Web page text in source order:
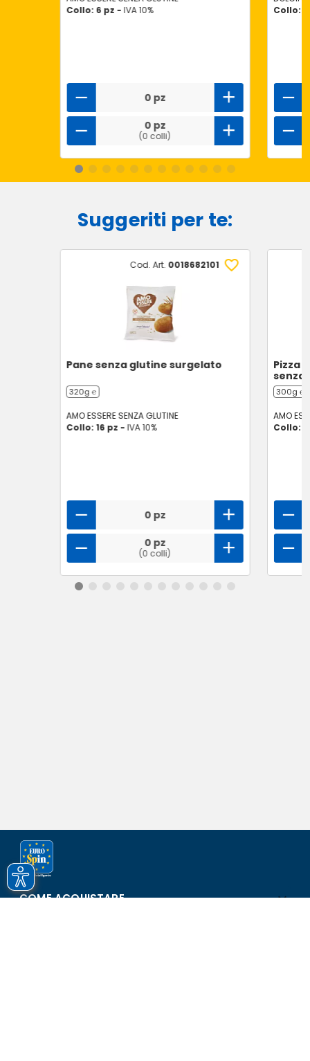
Collo: 6 pz - IVA 10%
0 pz
0 pz
(0 colli)
Collo:
Suggeriti per te:
Cod. Art. 0018682101
Pane senza glutine surgelato
320g ℮
AMO ESSERE SENZA GLUTINE
Collo: 16 pz - IVA 10%
0 pz
0 pz
(0 colli)
Pizza
senza
300g ℮
AMO
Collo:
COME ACQUISTARE